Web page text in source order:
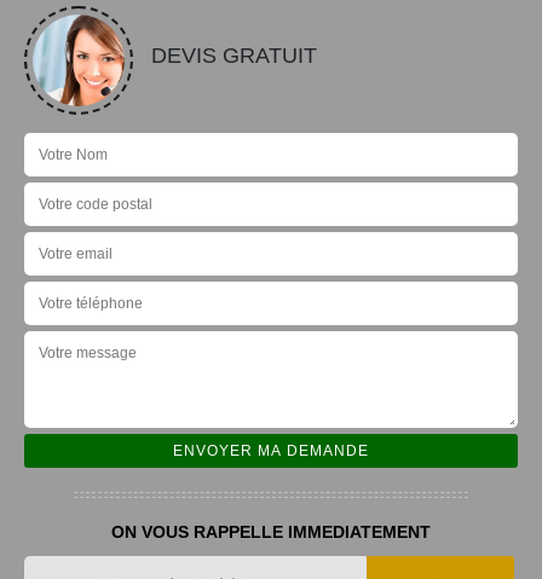
DEVIS GRATUIT
ON VOUS RAPPELLE IMMEDIATEMENT